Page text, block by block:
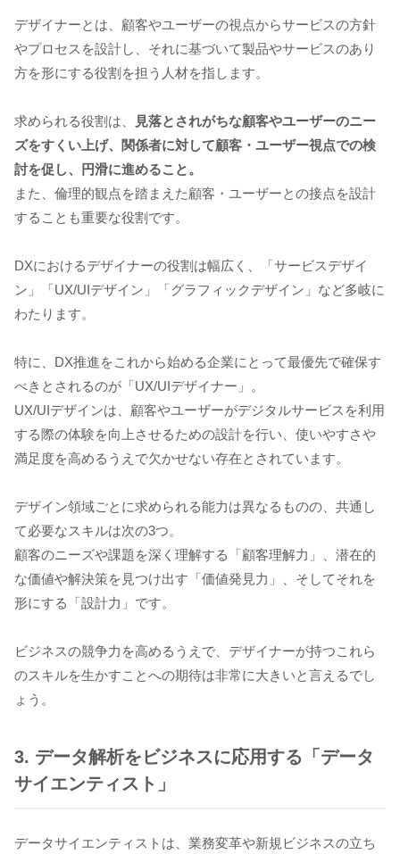
デザイナーとは、顧客やユーザーの視点からサービスの方針
やプロセスを設計し、それに基づいて製品やサービスのあり
方を形にする役割を担う人材を指します。
求められる役割は、
見落とされがちな顧客やユーザーのニー
ズをすくい上げ、関係者に対して顧客・ユーザー視点での検
討を促し、円滑に進めること。
また、倫理的観点を踏まえた顧客・ユーザーとの接点を設計
することも重要な役割です。
DXにおけるデザイナーの役割は幅広く、「サービスデザイ
ン」「UX/UIデザイン」「グラフィックデザイン」など多岐に
わたります。
特に、DX推進をこれから始める企業にとって最優先で確保す
べきとされるのが「UX/UIデザイナー」。
UX/UIデザインは、顧客やユーザーがデジタルサービスを利用
する際の体験を向上させるための設計を行い、使いやすさや
満足度を高めるうえで欠かせない存在とされています。
デザイン領域ごとに求められる能力は異なるものの、共通し
て必要なスキルは次の3つ。
顧客のニーズや課題を深く理解する「顧客理解力」、潜在的
な価値や解決策を見つけ出す「価値発見力」、そしてそれを
形にする「設計力」です。
ビジネスの競争力を高めるうえで、デザイナーが持つこれら
のスキルを生かすことへの期待は非常に大きいと言えるでし
ょう。
3. データ解析をビジネスに応用する「データ
サイエンティスト」
データサイエンティストは、業務変革や新規ビジネスの立ち